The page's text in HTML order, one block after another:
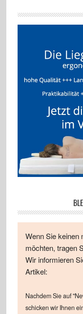
Wenn Sie keinen
möchten, tragen
Wir informieren
Artikel:
Nachdem Sie auf
schicken wir Ihnen